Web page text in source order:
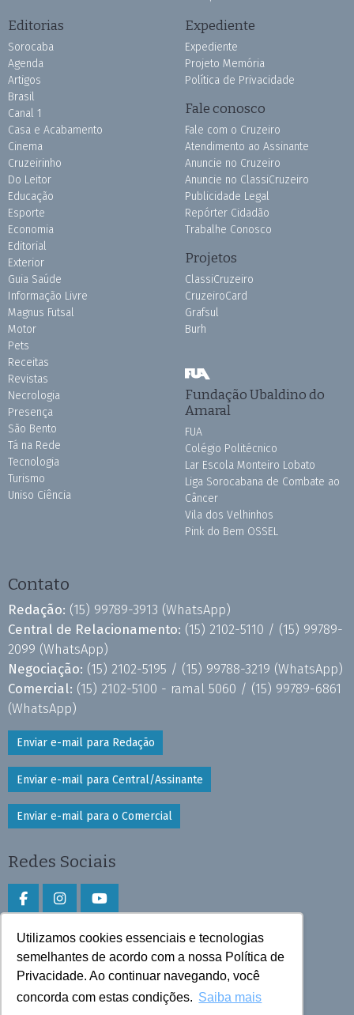
Utilizamos cookies essenciais e tecnologias
semelhantes de acordo com a nossa Política de
Privacidade. Ao continuar navegando, você
concorda com estas condições. Saiba mais
Editorias
Sorocaba
Agenda
Artigos
Brasil
Canal 1
Casa e Acabamento
Cinema
Cruzeirinho
Do Leitor
Educação
Esporte
Economia
Editorial
Exterior
Guia Saúde
Informação Livre
Magnus Futsal
Motor
Pets
Receitas
Revistas
Necrologia
Presença
São Bento
Tá na Rede
Tecnologia
Turismo
Uniso Ciência
Expediente
Expediente
Projeto Memória
Política de Privacidade
Fale conosco
Fale com o Cruzeiro
Atendimento ao Assinante
Anuncie no Cruzeiro
Anuncie no ClassiCruzeiro
Publicidade Legal
Repórter Cidadão
Trabalhe Conosco
Projetos
ClassiCruzeiro
CruzeiroCard
Grafsul
Burh
Fundação Ubaldino do
Amaral
FUA
Colégio Politécnico
Lar Escola Monteiro Lobato
Liga Sorocabana de Combate ao
Câncer
Vila dos Velhinhos
Pink do Bem OSSEL
Contato
Redação: (15) 99789-3913 (WhatsApp)
Central de Relacionamento: (15) 2102-5110 / (15) 99789-
2099 (WhatsApp)
Negociação: (15) 2102-5195 / (15) 99788-3219 (WhatsApp)
Comercial: (15) 2102-5100 - ramal 5060 / (15) 99789-6861
(WhatsApp)
Enviar e-mail para Redação
Enviar e-mail para Central/Assinante
Enviar e-mail para o Comercial
Redes Sociais
Faça download do aplicativo
Play Store e App Store